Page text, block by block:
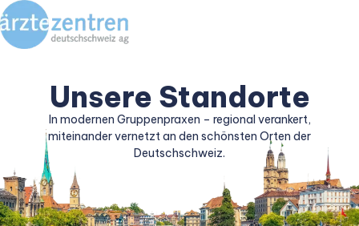
Unsere Standorte
In modernen Gruppenpraxen – regional verankert,
miteinander vernetzt an den schönsten Orten der
Deutschschweiz.